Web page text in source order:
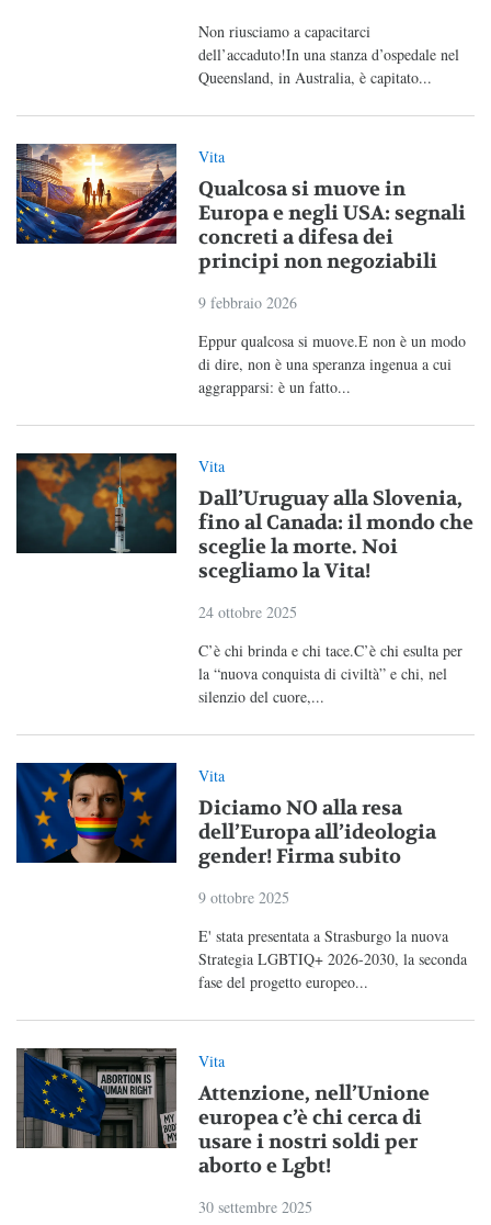
Non riusciamo a capacitarci
dell’accaduto!In una stanza d’ospedale nel
Queensland, in Australia, è capitato...
Vita
Qualcosa si muove in
Europa e negli USA: segnali
concreti a difesa dei
principi non negoziabili
9 febbraio 2026
Eppur qualcosa si muove.E non è un modo
di dire, non è una speranza ingenua a cui
aggrapparsi: è un fatto...
Vita
Dall’Uruguay alla Slovenia,
fino al Canada: il mondo che
sceglie la morte. Noi
scegliamo la Vita!
24 ottobre 2025
C’è chi brinda e chi tace.C’è chi esulta per
la “nuova conquista di civiltà” e chi, nel
silenzio del cuore,...
Vita
Diciamo NO alla resa
dell’Europa all’ideologia
gender! Firma subito
9 ottobre 2025
E' stata presentata a Strasburgo la nuova
Strategia LGBTIQ+ 2026-2030, la seconda
fase del progetto europeo...
Vita
Attenzione, nell’Unione
europea c’è chi cerca di
usare i nostri soldi per
aborto e Lgbt!
30 settembre 2025